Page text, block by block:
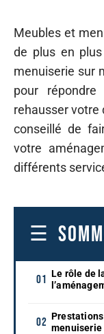
Meubles et
de plus en
menuiserie sur
pour
rehausser votre
conseillé de
votre
différents
Le rôle de
menuiserie